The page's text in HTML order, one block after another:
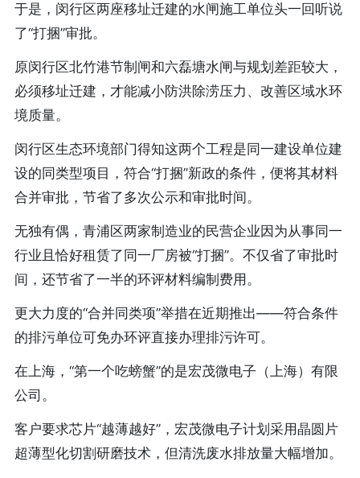
于是，闵行区两座移址迁建的水闸施工单位头一回听说
了“打捆”审批。
原闵行区北竹港节制闸和六磊塘水闸与规划差距较大，
必须移址迁建，才能减小防洪除涝压力、改善区域水环
境质量。
闵行区生态环境部门得知这两个工程是同一建设单位建
设的同类型项目，符合“打捆”新政的条件，便将其材料
合并审批，节省了多次公示和审批时间。
无独有偶，青浦区两家制造业的民营企业因为从事同一
行业且恰好租赁了同一厂房被“打捆”。不仅省了审批时
间，还节省了一半的环评材料编制费用。
更大力度的“合并同类项”举措在近期推出——符合条件
的排污单位可免办环评直接办理排污许可。
在上海，“第一个吃螃蟹”的是宏茂微电子（上海）有限
公司。
客户要求芯片“越薄越好”，宏茂微电子计划采用晶圆片
超薄型化切割研磨技术，但清洗废水排放量大幅增加。